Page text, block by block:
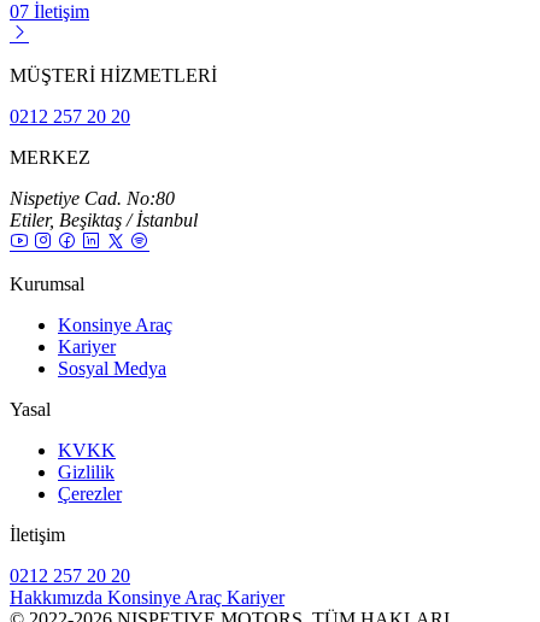
İletişim
MÜŞTERİ HİZMETLERİ
0212 257 20 20
MERKEZ
Nispetiye Cad. No:80
Etiler, Beşiktaş / İstanbul
Kurumsal
Konsinye Araç
Kariyer
Sosyal Medya
Yasal
KVKK
Gizlilik
Çerezler
İletişim
0212 257 20 20
Hakkımızda Konsinye Araç Kariyer